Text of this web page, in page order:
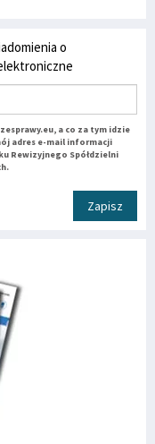
o
a co za tym idzie
adres e-mail informacji
Rewizyjnego Spółdzielni
Zapisz